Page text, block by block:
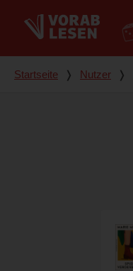
Du bist hier
Startseite ❭ Nutzer ❭